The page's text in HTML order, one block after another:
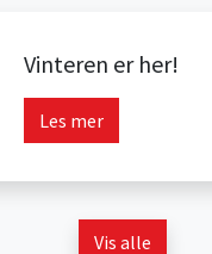
Vinteren er her!
Les mer
Vis alle